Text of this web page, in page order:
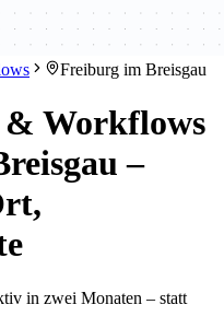
Freiburg im Breisgau
Workflows
–
in zwei Monaten – statt